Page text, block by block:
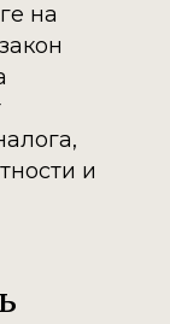
на
и